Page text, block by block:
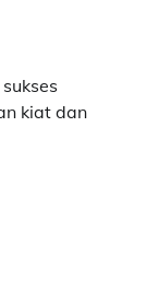
kiat dan